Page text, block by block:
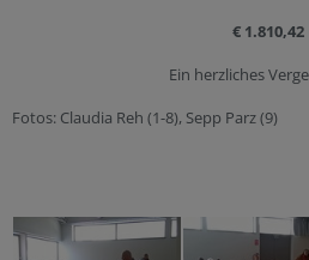
€ 1.810,42
Ein herzliches
Fotos: Claudia Reh (1-8), Sepp Parz (9)